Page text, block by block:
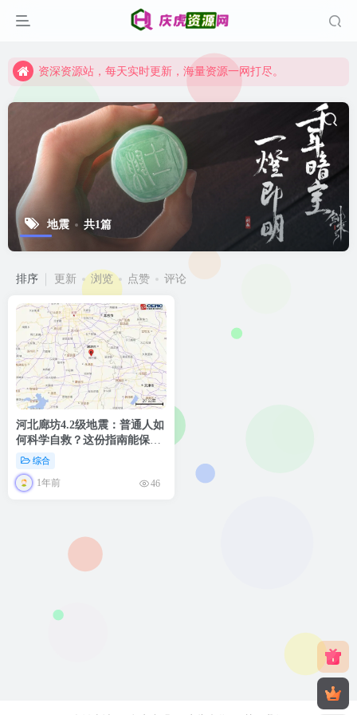
资深资源站，每天实时更新，海量资源一网打尽。
资深资源站，每天实时更新，海量资源一网打尽。
【启明网】找项目 + 低成本创业 + 减少信息差 + 见识各种项目 + 提升网创认知。
地震 共1篇
排序 更新 浏览 点赞 评论
河北廊坊4.2级地震：普通人如
何科学自救？这份指南能保
命！综合
1年前 46